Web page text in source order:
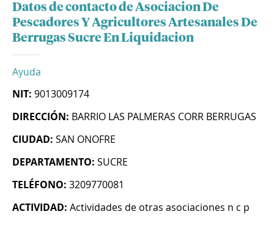
Datos de contacto de Asociacion De
Pescadores Y Agricultores Artesanales De
Berrugas Sucre En Liquidacion
Ayuda
NIT: 9013009174
DIRECCIÓN: BARRIO LAS PALMERAS CORR BERRUGAS
CIUDAD: SAN ONOFRE
DEPARTAMENTO: SUCRE
TELÉFONO: 3209770081
ACTIVIDAD: Actividades de otras asociaciones n c p